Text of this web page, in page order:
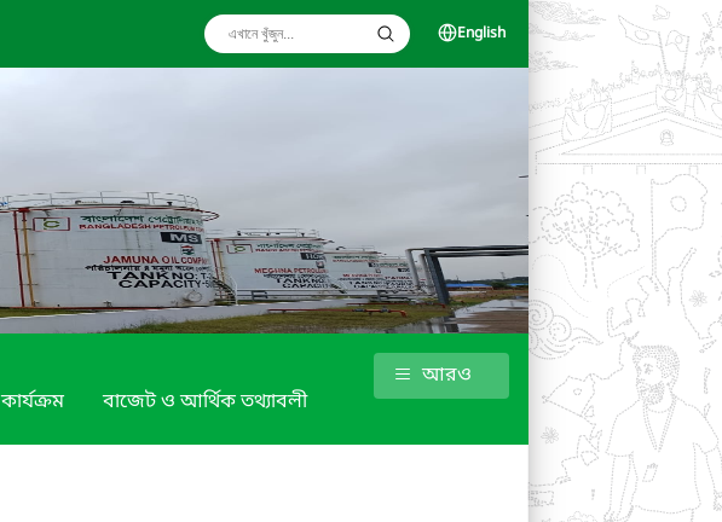
English
কার্যক্রম বাজেট ও আর্থিক তথ্যাবলী
আরও